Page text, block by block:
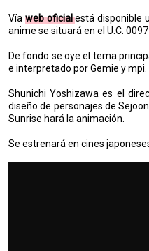
Vía web oficial está disponible
anime se situará en el U.C.
De fondo se oye el tema
e interpretado por Gemie y mpi.
Shunichi Yoshizawa es el
diseño de personajes de
Sunrise hará la animación.
Se estrenará en cines